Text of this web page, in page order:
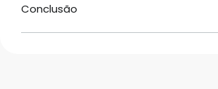
Conclusão